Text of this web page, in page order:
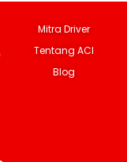
Mitra Driver
Tentang ACI
Blog